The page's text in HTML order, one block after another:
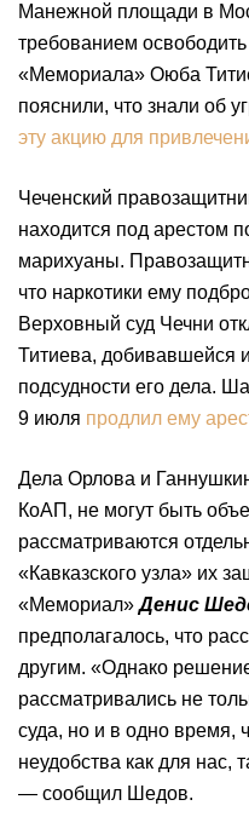
Манежной площади в
требованием освободить
«Мемориала» Оюба
пояснили, что знали об
эту акцию для
Чеченский
находится под арестом
марихуаны.
что наркотики ему
Верховный суд Чечни
Титиева, добивавшейся
подсудности его дела.
9 июля продлил ему
Дела Орлова и
КоАП, не могут быть
рассматриваются
«Кавказского узла» их
«Мемориал»Денис
предполагалось, что
другим. «Однако
рассматривались не
суда, но и в одно время,
неудобства как для
— сообщил Шедов.